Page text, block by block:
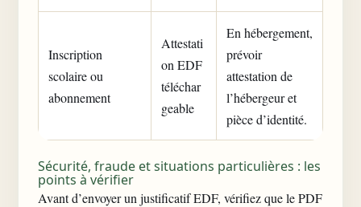
Inscription
scolaire ou
abonnement
Attestati
on EDF
téléchar
geable
En hébergement,
prévoir
attestation de
l’hébergeur et
pièce d’identité.
Sécurité, fraude et situations particulières : les
points à vérifier
Avant d’envoyer un justificatif EDF, vérifiez que le PDF